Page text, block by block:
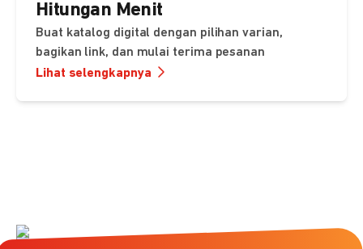
Hitungan Menit
Buat katalog digital dengan pilihan varian,
bagikan link, dan mulai terima pesanan
Lihat selengkapnya